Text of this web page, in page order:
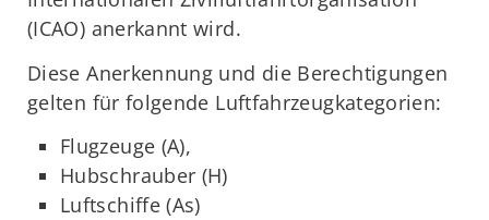
(ICAO) anerkannt wird.
Diese Anerkennung und die Berechtigungen
gelten für folgende Luftfahrzeugkategorien:
Flugzeuge (A),
Hubschrauber (H)
Luftschiffe (As)